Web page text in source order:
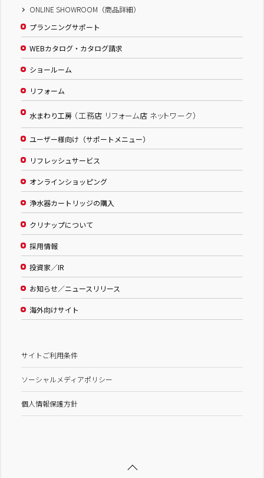
ONLINE SHOWROOM（商品詳細）
プランニングサポート
WEBカタログ・カタログ請求
ショールーム
リフォーム
水まわり工房 （工務店 リフォーム店 ネットワーク）
ユーザー様向け（サポートメニュー）
リフレッシュサービス
オンラインショッピング
浄水器カートリッジの購入
クリナップについて
採用情報
投資家／IR
お知らせ／ニュースリリース
海外向けサイト
サイトご利用条件
ソーシャルメディアポリシー
個人情報保護方針